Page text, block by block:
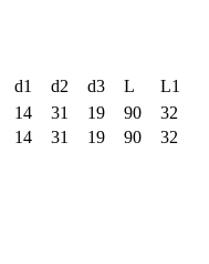
d1 d2 d3 L
L1
14 31 19 90
32
14 31 19 90 32